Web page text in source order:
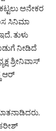
ಅನೇಕರ
ಸಿನಿಮಾ
ತುಳು
ನೀಡಿದೆ
ಶ್ರೀನಿವಾಸ್
ಆರ್